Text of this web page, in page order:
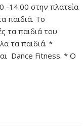
-14:00 στην πλατεία
παιδιά. Το
τα παιδιά του
τα παιδιά. *
Dance Fitness. * Ο